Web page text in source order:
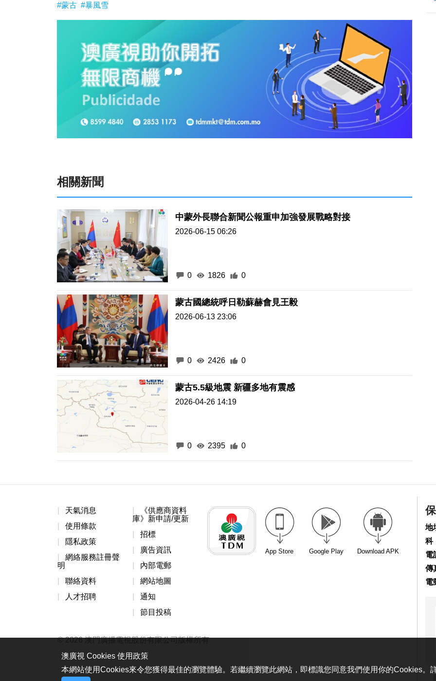
#蒙古 #暴風雪
相關新聞
中蒙外長聯合新聞公報重申加強發展戰略對接
2026-06-15 06:26
0 1826 0
蒙古國總統呼日勒蘇赫會見王毅
2026-06-13 23:06
0 2426 0
蒙古5.5級地震 新疆多地有震感
2026-04-26 14:19
0 2395 0
天氣消息
使用條款
隱私政策
網絡服務註冊聲
明
聯絡資料
人才招聘
《供應商資料
庫》新申請/更新
招標
廣告資訊
內部電郵
網站地圖
通知
節目投稿
App Store Google Play Download APK
© 2026 澳門廣播電視股份有限公司版權所有
地
科
電
傳
電
澳廣視 Cookies 使用政策
本網站使用Cookies來令您獲得最佳的瀏覽體驗。若繼續瀏覽此網站，即標識您同意我們使用你的Cookies。